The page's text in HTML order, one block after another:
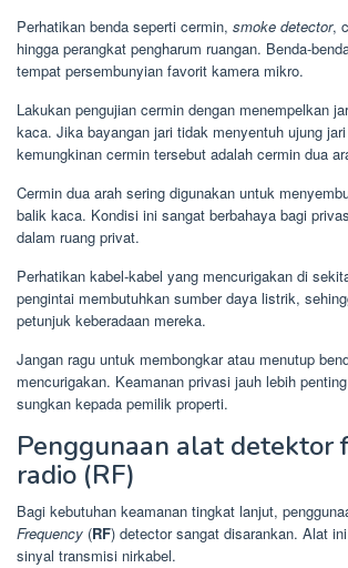
Perhatikan benda seperti cermin, smoke detector,
hingga perangkat pengharum ruangan. Benda-
tempat persembunyian favorit kamera mikro.
Lakukan pengujian cermin dengan menempelkan
kaca. Jika bayangan jari tidak menyentuh ujung
kemungkinan cermin tersebut adalah cermin dua
Cermin dua arah sering digunakan untuk
balik kaca. Kondisi ini sangat berbahaya bagi
dalam ruang privat.
Perhatikan kabel-kabel yang mencurigakan di
pengintai membutuhkan sumber daya listrik,
petunjuk keberadaan mereka.
Jangan ragu untuk membongkar atau menutup
mencurigakan. Keamanan privasi jauh lebih
sungkan kepada pemilik properti.
Penggunaan alat detektor
radio (RF)
Bagi kebutuhan keamanan tingkat lanjut,
Frequency (RF) detector sangat disarankan. Alat
sinyal transmisi nirkabel.